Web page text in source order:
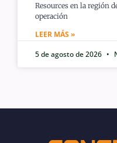
Resources en la región
operación
LEER MÁS »
5 de agosto de 2026